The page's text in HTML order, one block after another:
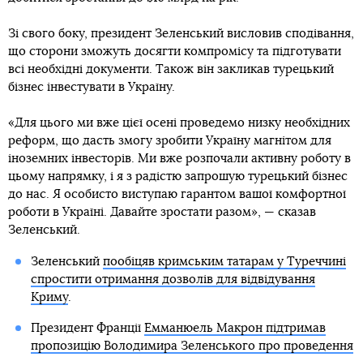
Зі свого боку, президент Зеленський висловив сподівання,
що сторони зможуть досягти компромісу та підготувати
всі необхідні документи. Також він закликав турецький
бізнес інвестувати в Україну.
«Для цього ми вже цієї осені проведемо низку необхідних
реформ, що дасть змогу зробити Україну магнітом для
іноземних інвесторів. Ми вже розпочали активну роботу в
цьому напрямку, і я з радістю запрошую турецький бізнес
до нас. Я особисто виступаю гарантом вашої комфортної
роботи в Україні. Давайте зростати разом», — сказав
Зеленський.
Зеленський пообіцяв кримським татарам у Туреччині
спростити отримання дозволів для відвідування
Криму.
Президент Франції Емманюель Макрон підтримав
пропозицію Володимира Зеленського про проведення